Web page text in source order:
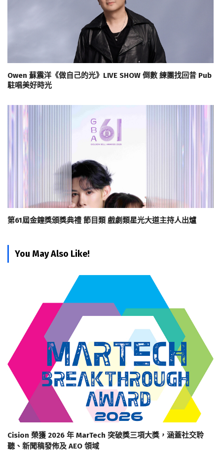
Owen 蘇震洋《做自己的光》LIVE SHOW 倒數 練團找回昔 Pub
駐唱美好時光
第61屆金鐘獎頒獎典禮 節目類 戲劇類星光大道主持人出爐
You May Also Like!
Cision 榮獲 2026 年 MarTech 突破獎三項大獎，涵蓋社交聆
聽、新聞稿發佈及 AEO 領域